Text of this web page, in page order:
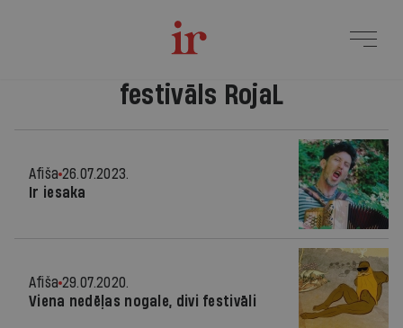
festivāls RojaL
Afiša 26.07.2023.
Ir iesaka
Afiša 29.07.2020.
Viena nedēļas nogale, divi festivāli